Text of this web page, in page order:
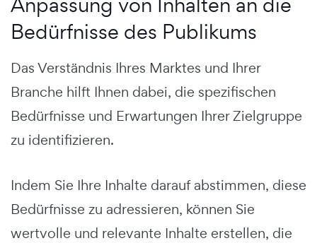
Bedürfnisse des Publikums
Das Verständnis Ihres Marktes und Ihrer
Branche hilft Ihnen dabei, die spezifischen
Bedürfnisse und Erwartungen Ihrer Zielgruppe
zu identifizieren.
Indem Sie Ihre Inhalte darauf abstimmen, diese
Bedürfnisse zu adressieren, können Sie
wertvolle und relevante Inhalte erstellen, die